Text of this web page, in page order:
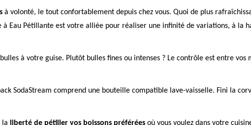
à volonté, le tout confortablement depuis chez vous. Quoi de plus
à Eau Pétillante est votre alliée pour réaliser une infinité de variations, à la
à votre guise. Plutôt bulles fines ou intenses ? Le contrôle est entre vos
SodaStream comprend une bouteille compatible lave-vaisselle. Fini la
la liberté de pétiller vos boissons préférées où vous voulez dans votre